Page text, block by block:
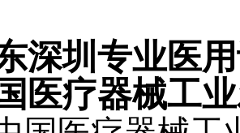
深圳专业医
医疗器械工